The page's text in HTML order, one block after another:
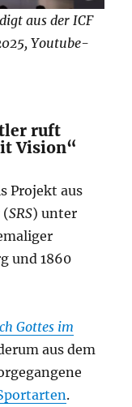
aus der ICF
Youtube-
ruft
Vision“
Projekt aus
(SRS) unter
und 1860
Gottes im
aus dem
.